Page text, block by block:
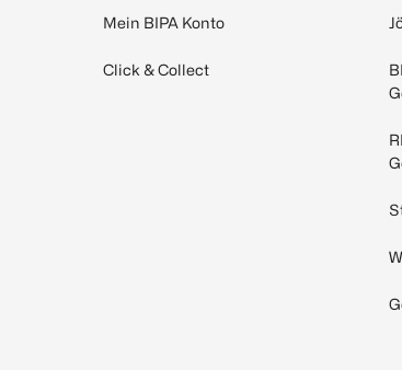
Mein BIPA Konto
Click & Collect